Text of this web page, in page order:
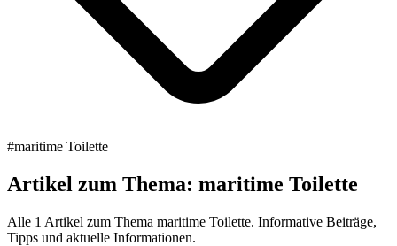
#maritime Toilette
Artikel zum Thema: maritime Toilette
Alle 1 Artikel zum Thema maritime Toilette. Informative Beiträge,
Tipps und aktuelle Informationen.